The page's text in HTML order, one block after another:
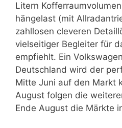
Litern
hängelast (mit
zahllosen cleveren
vielseitiger Begleiter für
empfiehlt. Ein
Deutschland wird der
Mitte Juni auf den Markt
August folgen die
Ende August die Märkte